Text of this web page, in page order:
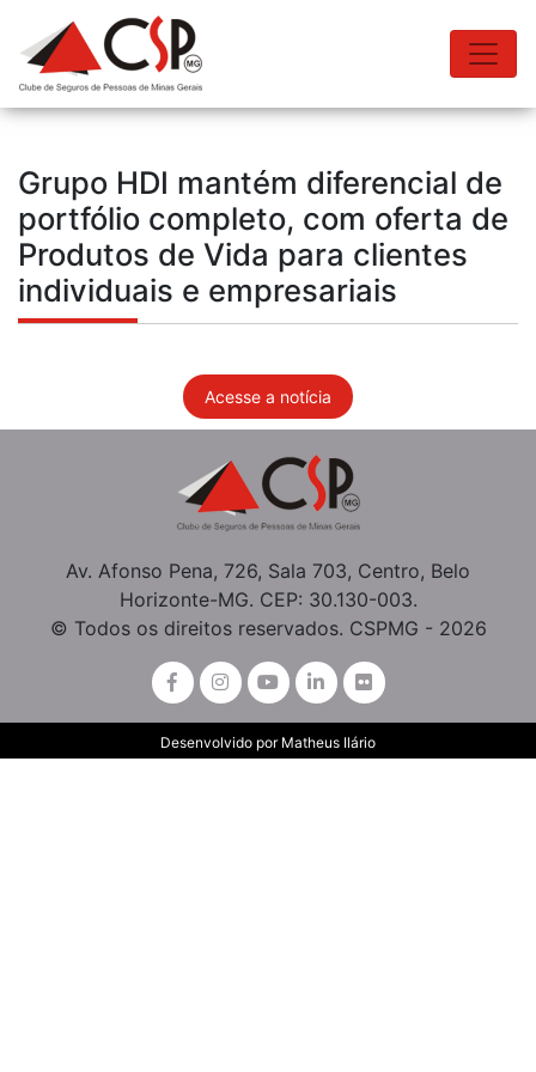
Grupo HDI mantém diferencial de
portfólio completo, com oferta de
Produtos de Vida para clientes
individuais e empresariais
Acesse a notícia
Av. Afonso Pena, 726, Sala 703, Centro, Belo
Horizonte-MG. CEP: 30.130-003.
© Todos os direitos reservados. CSPMG - 2026
Desenvolvido por Matheus Ilário